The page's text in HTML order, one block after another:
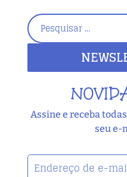
Assine e receba
seu e-